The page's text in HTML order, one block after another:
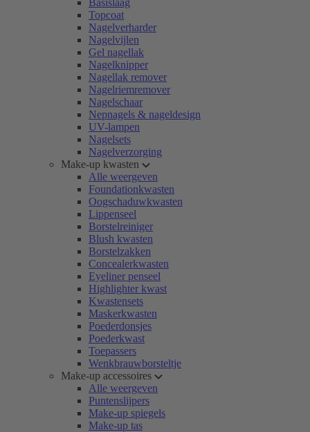
Basislaag
Topcoat
Nagelverharder
Nagelvijlen
Gel nagellak
Nagelknipper
Nagellak remover
Nagelriemremover
Nagelschaar
Nepnagels & nageldesign
UV-lampen
Nagelsets
Nagelverzorging
Make-up kwasten
Alle weergeven
Foundationkwasten
Oogschaduwkwasten
Lippenseel
Borstelreiniger
Blush kwasten
Borstelzakken
Concealerkwasten
Eyeliner penseel
Highlighter kwast
Kwastensets
Maskerkwasten
Poederdonsjes
Poederkwast
Toepassers
Wenkbrauwborsteltje
Make-up accessoires
Alle weergeven
Puntenslijpers
Make-up spiegels
Make-up tas